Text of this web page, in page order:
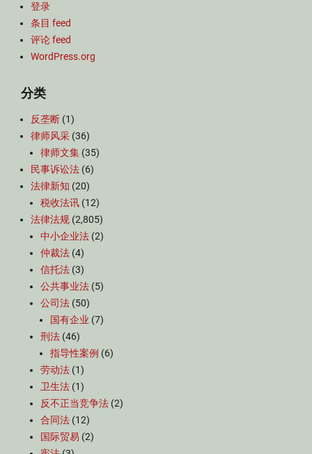
登录
条目 feed
评论 feed
WordPress.org
分类
反垄断 (1)
律师风采 (36)
律师文集 (35)
民事诉讼法 (6)
法律新知 (20)
税收法讯 (12)
法律法规 (2,805)
中小企业法 (2)
仲裁法 (4)
信托法 (3)
公共事业法 (5)
公司法 (50)
国有企业 (7)
刑法 (46)
指导性案例 (6)
劳动法 (1)
卫生法 (1)
反不正当竞争法 (2)
合同法 (12)
国际贸易 (2)